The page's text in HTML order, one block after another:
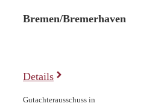
Bremen/Bremerhaven
Details
Gutachterausschuss in